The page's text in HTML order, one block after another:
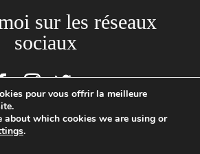
sur les réseaux
sociaux
Backstages | Loïc Cousin Photographe
: 520465949 00029 | 2020 © TOUTES PHOTOS
pour vous offrir la meilleure
about which cookies we are using or
.